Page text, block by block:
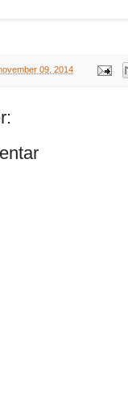
09, 2014